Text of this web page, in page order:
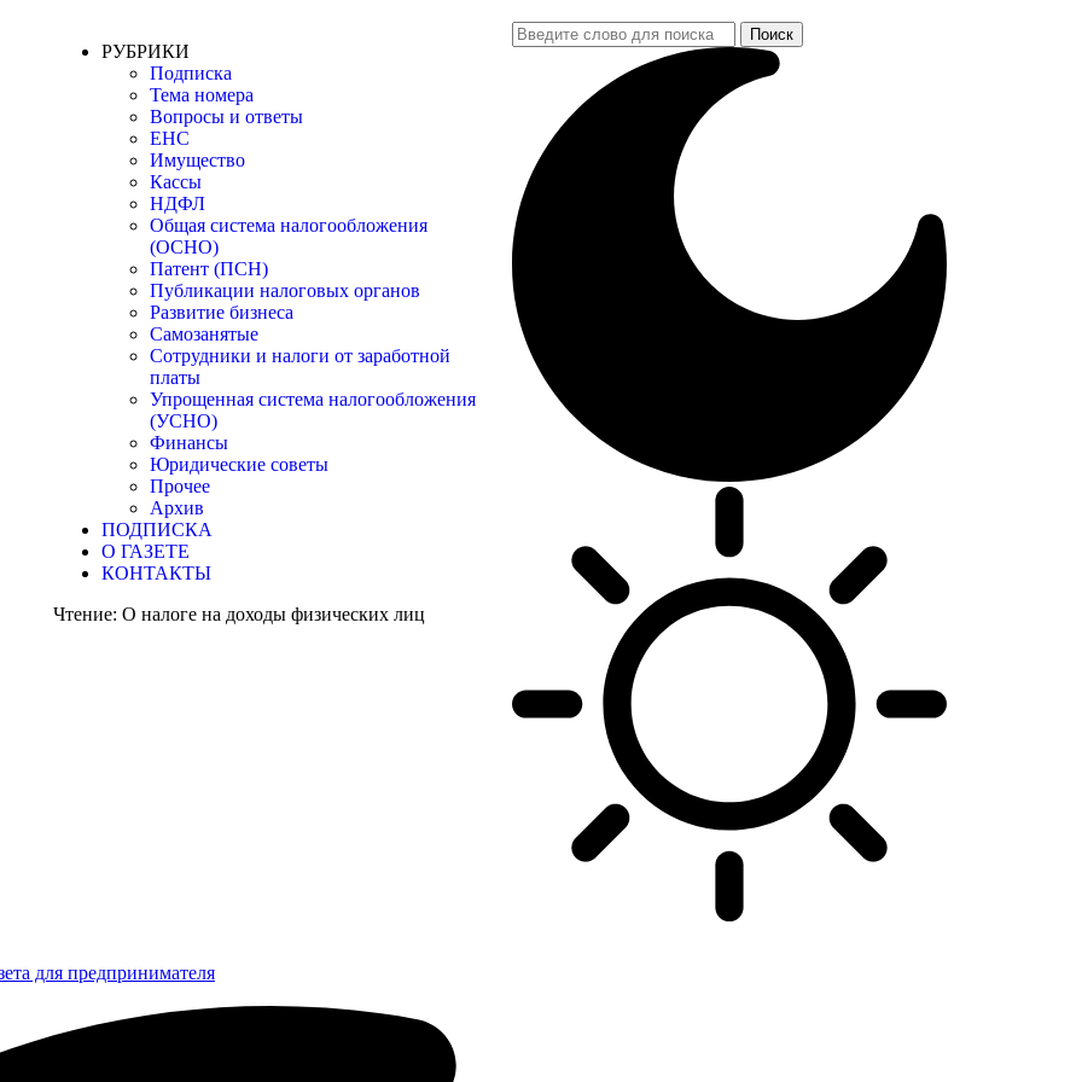
РУБРИКИ
Подписка
Тема номера
Вопросы и ответы
ЕНС
Имущество
Кассы
НДФЛ
Общая система налогообложения
(ОСНО)
Патент (ПСН)
Публикации налоговых органов
Развитие бизнеса
Самозанятые
Сотрудники и налоги от заработной
платы
Упрощенная система налогообложения
(УСНО)
Финансы
Юридические советы
Прочее
Архив
ПОДПИСКА
О ГАЗЕТЕ
КОНТАКТЫ
Чтение: О налоге на доходы физических лиц